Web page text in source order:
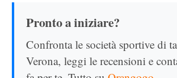
Pronto a iniziare?
Confronta le società sportive di
Verona, leggi le recensioni e